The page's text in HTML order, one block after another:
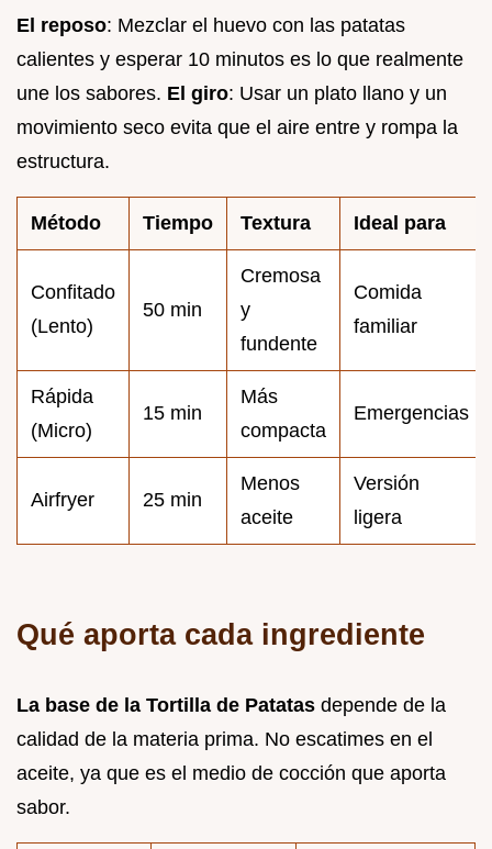
El reposo: Mezclar el huevo con las patatas
calientes y esperar 10 minutos es lo que realmente
une los sabores. El giro: Usar un plato llano y un
movimiento seco evita que el aire entre y rompa la
estructura.
Método Tiempo Textura Ideal para
Confitado
(Lento)
50 min
Cremosa
y
fundente
Comida
familiar
Rápida
(Micro)
15 min
Más
compacta
Emergencias
Airfryer 25 min
Menos
aceite
Versión
ligera
Qué aporta cada ingrediente
La base de la Tortilla de Patatas depende de la
calidad de la materia prima. No escatimes en el
aceite, ya que es el medio de cocción que aporta
sabor.